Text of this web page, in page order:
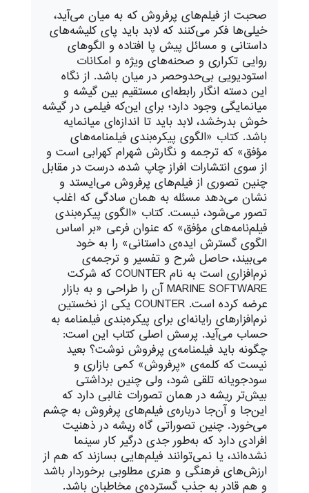
صحبت از فیلم‌های پرفروش که به میان می‌آید،
خیلی‌ها فکر می‌کنند که لابد باید پای کلیشه‌های
داستانی و مسائل پیش پا افتاده و الگوهای
روایی تکراری و صحنه‌های ویژه و امکانات
استودیویی بی‌حد‌و‌حصر در میان باشد. از نگاه
این دسته انگار رابطه‌ای مستقیم بین گیشه و
میانمایگی وجود دارد؛ برای این‌که فیلمی در گیشه
خوش بدرخشد، لابد باید تا اندازه‌ای میانمایه
باشد. کتاب «الگوی پیکره‌بندی فیلمنامه‌های
مؤفق» که ترجمه و نگارش شهرام کهرابی است و
از سوی انتشارات افراز چاپ شده، درست در مقابل
چنین تصوری از فیلم‌های پرفروش می‌ایستد و
نشان می‌دهد مسئله به همان سادگی که اغلب
تصور می‌شود، نیست. کتاب «الگوی پیکره‌بندی
فیلم‌نامه‌های مؤفق» که عنوان فرعی «بر اساس
الگوی گسترش ایده‌ی داستانی» را به خود
می‌بیند، حاصل شرح و تفسیر و ترجمه‌ی
نرم‌افزاری است به نام COUNTER که شرکت
MARINE SOFTWAREآن را طراحی و به بازار
عرضه کرده است. COUNTER یکی از نخستین
نرم‌افزارهای رایانه‌ای برای پیکره‌بندی فیلمنامه به
حساب می‌آید. پرسش اصلی کتاب این است:
چگونه باید فیلمنامه‌ی پرفروش نوشت؟ بعید
نیست که کلمه‌ی «پرفروش» کمی بازاری و
سودجویانه تلقی شود، ولی چنین برداشتی
بیش‌تر ریشه در همان تصورات غالبی دارد که
این‌جا و آن‌جا درباره‌ی فیلم‌های پرفروش به چشم
می‌خورد. چنین تصوراتی گاه ریشه در ذهنیت
افرادی دارد که به‌طور جدی درگیر کار سینما
نشده‌اند، یا نمی‌توانند فیلم‌هایی بسازند که هم از
ارزش‌های فرهنگی و هنری مطلوبی برخوردار باشد
و هم قادر به جذب گسترده‌ی مخاطبان باشد.